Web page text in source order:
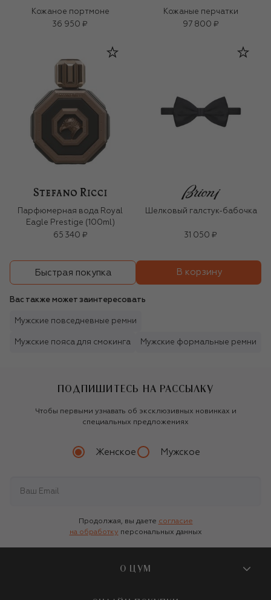
Кожаное портмоне
36 950 ₽
Кожаные перчатки
97 800 ₽
Парфюмерная вода Royal
Eagle Prestige (100ml)
65 340 ₽
Шелковый галстук-бабочка
31 050 ₽
Быстрая покупка В корзину
Вас также может заинтересовать
Мужские повседневные ремни
Мужские пояса для смокинга Мужские формальные ремни
ПОДПИШИТЕСЬ НА РАССЫЛКУ
Чтобы первыми узнавать об эксклюзивных новинках и
специальных предложениях
Женское Мужское
Продолжая, вы даете согласие
на обработку персональных данных
О ЦУМ
О магазине